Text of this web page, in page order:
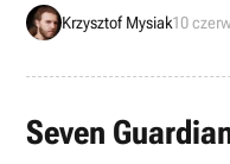
Krzysztof Mysiak10
Seven